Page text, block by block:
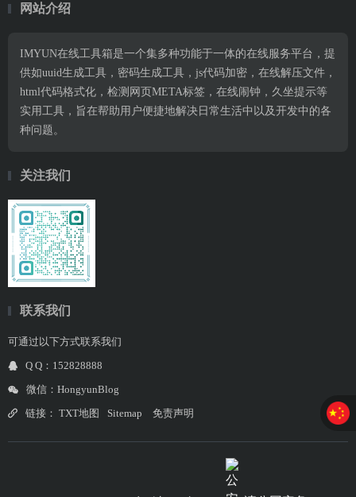
网站介绍
IMYUN在线工具箱是一个集多种功能于一体的在线服务平台，提
供如uuid生成工具，密码生成工具，js代码加密，在线解压文件，
html代码格式化，检测网页META标签，在线闹钟，久坐提示等
实用工具，旨在帮助用户便捷地解决日常生活中以及开发中的各
种问题。
关注我们
联系我们
可通过以下方式联系我们
Q Q：152828888
微信：HongyunBlog
链接： TXT地图 Sitemap 免责声明